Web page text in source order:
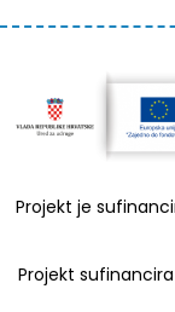
Projekt je
Projekt